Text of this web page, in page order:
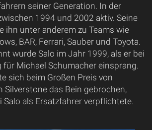
seiner Generation. In der
1994 und 2002 aktiv. Seine
ihn unter anderem zu Teams wie
BAR, Ferrari, Sauber und Toyota.
wurde Salo im Jahr 1999, als er bei
für Michael Schumacher einsprang.
sich beim Großen Preis von
Silverstone das Bein gebrochen,
Salo als Ersatzfahrer verpflichtete.